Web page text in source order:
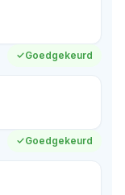
Goedgekeurd
Goedgekeurd